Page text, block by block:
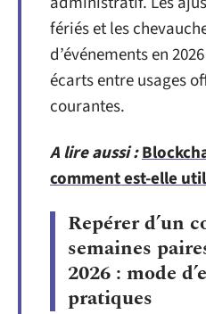
fériés et les
d’événements en
écarts entre usages
courantes.
A lire aussi :
comment est-elle
Repérer d’un
semaines
2026 : mode
pratiques